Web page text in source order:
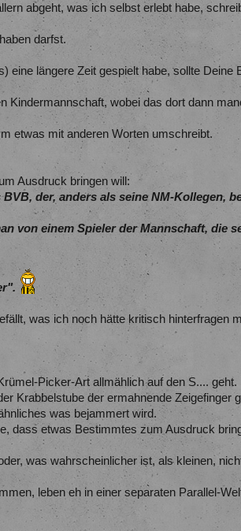
abgeht, was ich selbst erlebt habe,
darfst.
eine längere Zeit gespielt habe, sollte
Kindermannschaft, wobei das dort dann
etwas mit anderen Worten umschreibt.
Ausdruck bringen will:
der, anders als seine NM-Kollegen,
von einem Spieler der Mannschaft, die
was ich noch hätte kritisch hinterfragen
Picker-Art allmählich auf den S.... geht.
Krabbelstube der ermahnende Zeigefinger
was bejammert wird.
dass etwas Bestimmtes zum Ausdruck
was wahrscheinlicher ist, als kleinen,
leben eh in einer separaten Parallel-